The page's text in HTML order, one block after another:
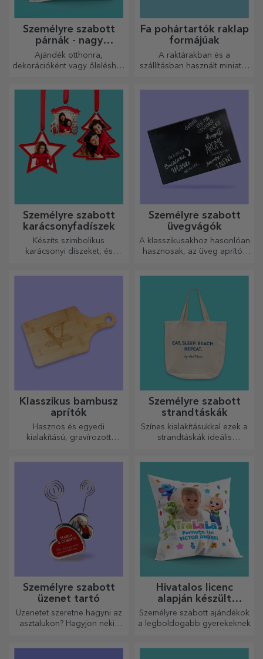
Személyre szabott
párnák - nagy
méretben
Ajándék otthonra,
dekorációként vagy öleléshez
tökéletesek.
Fa pohártartók raklap
formájúak
A raktárakban és a
szállításban használt miniatűr
Személyre szabott
karácsonyfadíszek
Készíts szimbolikus
karácsonyi díszeket, és
Személyre szabott
üvegvágók
A klasszikusakhoz hasonlóan
hasznosak, az üveg aprítók
kölcsönöznek a konyhának.
Klasszikus bambusz
aprítók
Hasznos és egyedi
kialakítású, gravírozott
Személyre szabott
strandtáskák
Színes kialakításukkal ezek a
strandtáskák ideális
táskagyűjteményedben.
Személyre szabott
üzenet tartó
Üzenetet szeretne hagyni az
asztalukon? Hagyjon nekik
Hivatalos licenc
alapján készült
személyre szabott
ajándékok - TraLaLa
Személyre szabott ajándékok
a legboldogabb gyerekeknek